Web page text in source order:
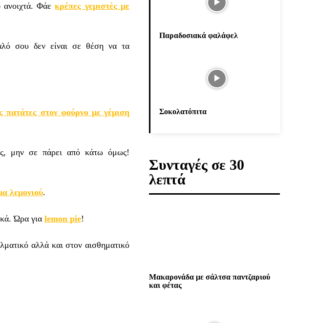
ανοιχτά. Φάεκρέπες γεμιστές με
σου δεν είναι σε θέση να τα
πατάτες στον φούρνο με γέμιση
μην σε πάρει από κάτω όμως!
λεμονιού.
Ώρα για lemon pie!
αλλά και στον αισθηματικό
Παραδοσιακά φαλάφελ
Σοκολατόπιτα
Συνταγές σε 30
λεπτά
Μακαρονάδα με σάλτσα παντζαριού
και φέτας